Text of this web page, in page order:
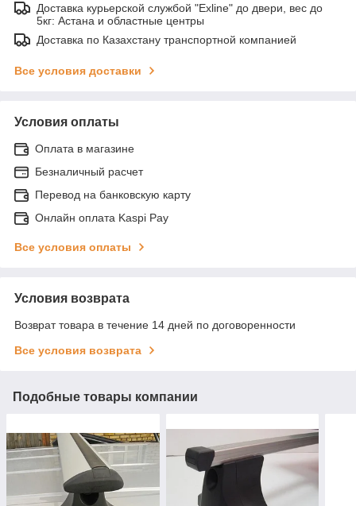
Доставка курьерской службой "Exline" до двери, вес до
5кг: Астана и областные центры
Доставка по Казахстану транспортной компанией
Все условия доставки
Условия оплаты
Оплата в магазине
Безналичный расчет
Перевод на банковскую карту
Онлайн оплата Kaspi Pay
Все условия оплаты
Условия возврата
Возврат товара в течение 14 дней по договоренности
Все условия возврата
Подобные товары компании